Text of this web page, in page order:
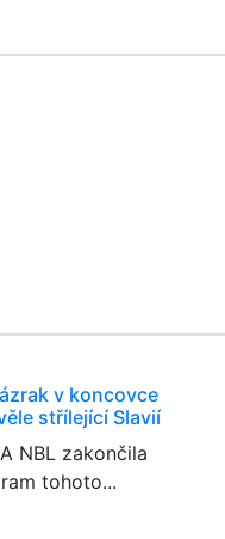
v koncovce
střílející Slavií
NBL zakončila
tohoto...